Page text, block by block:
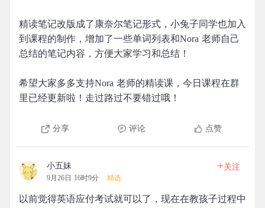
精读笔记改版成了康奈尔笔记形式，小兔子同学也加入
到课程的制作，增加了一些单词列表和Nora 老师自己
总结的笔记内容，方便大家学习和总结！
希望大家多多支持Nora 老师的精读课，今日课程在群
里已经更新啦！走过路过不要错过哦！
分享 评论 点赞
小五妹
9月26日 16时9分 精选
+关注
以前觉得英语应付考试就可以了，现在在教孩子过程中